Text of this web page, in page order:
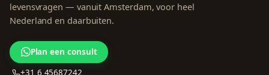
levensvragen — vanuit Amsterdam, voor heel
Nederland en daarbuiten.
Plan een consult
+31 6 45687242